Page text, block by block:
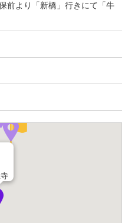
前より「新橋」行きにて「牛